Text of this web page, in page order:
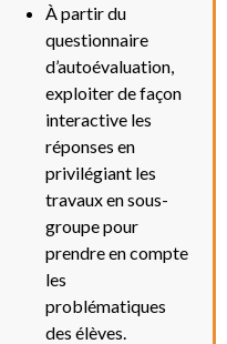
À partir du
questionnaire
d’autoévaluation,
exploiter de façon
interactive les
réponses en
privilégiant les
travaux en sous-
groupe pour
prendre en compte
les
problématiques
des élèves.